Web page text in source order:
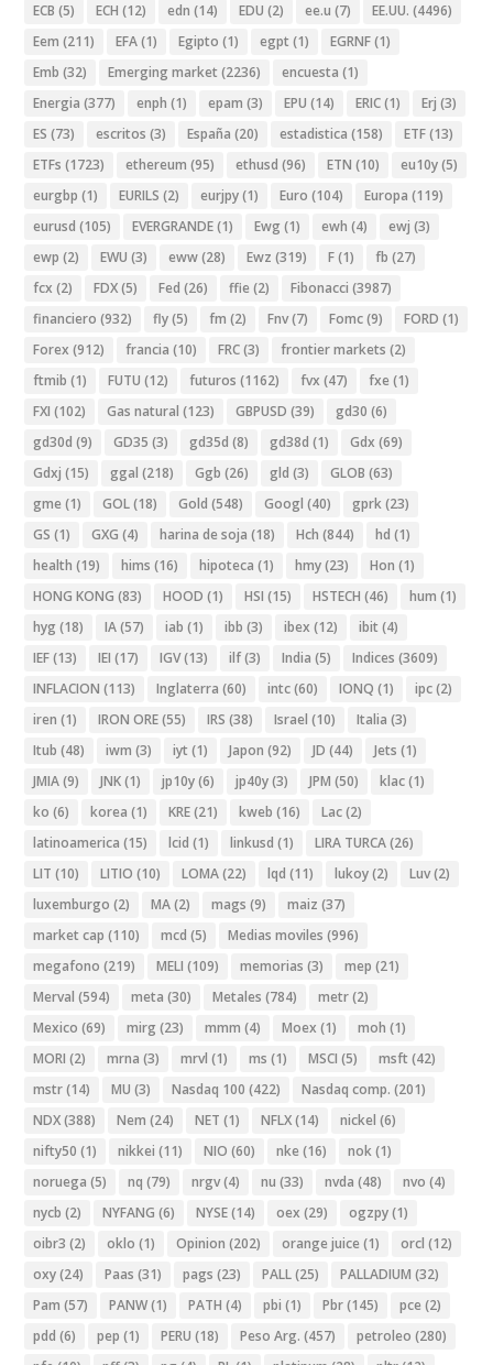
ECB (5) ECH (12) edn (14) EDU (2) ee.u (7) EE.UU. (4496)
Eem (211) EFA(1) Egipto (1) egpt (1) EGRNF(1)
Emb (32) Emerging market (2236) encuesta (1)
Energia (377) enph (1) epam (3) EPU (14) ERIC(1) Erj (3)
ES (73) escritos (3) España (20) estadistica (158) ETF(13)
ETFs (1723) ethereum (95) ethusd (96) ETN (10) eu10y(5)
eurgbp (1) EURILS (2) eurjpy(1) Euro (104) Europa (119)
eurusd (105) EVERGRANDE(1) Ewg (1) ewh (4) ewj (3)
ewp (2) EWU (3) eww(28) Ewz (319) F(1) fb (27)
fcx (2) FDX(5) Fed (26) ffie (2) Fibonacci (3987)
financiero (932) fly(5) fm (2) Fnv(7) Fomc(9) FORD (1)
Forex (912) francia (10) FRC(3) frontier markets (2)
ftmib (1) FUTU (12) futuros (1162) fvx (47) fxe (1)
FXI (102) Gas natural (123) GBPUSD (39) gd30 (6)
gd30d (9) GD35 (3) gd35d (8) gd38d (1) Gdx (69)
Gdxj (15) ggal (218) Ggb (26) gld (3) GLOB (63)
gme (1) GOL(18) Gold (548) Googl (40) gprk(23)
GS (1) GXG (4) harina de soja (18) Hch (844) hd (1)
health (19) hims (16) hipoteca (1) hmy(23) Hon (1)
HONG KONG (83) HOOD (1) HSI (15) HSTECH (46) hum (1)
hyg (18) IA(57) iab (1) ibb (3) ibex (12) ibit (4)
IEF(13) IEI (17) IGV(13) ilf(3) India (5) Indices (3609)
INFLACION (113) Inglaterra (60) intc(60) IONQ (1) ipc(2)
iren (1) IRON ORE(55) IRS (38) Israel (10) Italia (3)
Itub (48) iwm (3) iyt (1) Japon (92) JD (44) Jets (1)
JMIA(9) JNK(1) jp10y(6) jp40y(3) JPM (50) klac(1)
ko (6) korea (1) KRE(21) kweb (16) Lac(2)
latinoamerica (15) lcid (1) linkusd (1) LIRA TURCA(26)
LIT (10) LITIO (10) LOMA(22) lqd (11) lukoy(2) Luv(2)
luxemburgo (2) MA(2) mags (9) maiz (37)
market cap (110) mcd (5) Medias moviles (996)
megafono (219) MELI (109) memorias (3) mep (21)
Merval (594) meta (30) Metales (784) metr(2)
Mexico (69) mirg (23) mmm (4) Moex (1) moh (1)
MORI (2) mrna (3) mrvl (1) ms (1) MSCI (5) msft (42)
mstr(14) MU (3) Nasdaq 100 (422) Nasdaq comp. (201)
NDX(388) Nem (24) NET (1) NFLX(14) nickel (6)
nifty50 (1) nikkei (11) NIO (60) nke (16) nok(1)
noruega (5) nq (79) nrgv(4) nu (33) nvda (48) nvo (4)
nycb (2) NYFANG (6) NYSE(14) oex (29) ogzpy(1)
oibr3 (2) oklo (1) Opinion (202) orange juice (1) orcl (12)
oxy(24) Paas (31) pags (23) PALL(25) PALLADIUM (32)
Pam (57) PANW(1) PATH (4) pbi (1) Pbr(145) pce (2)
pdd (6) pep (1) PERU (18) Peso Arg. (457) petroleo (280)